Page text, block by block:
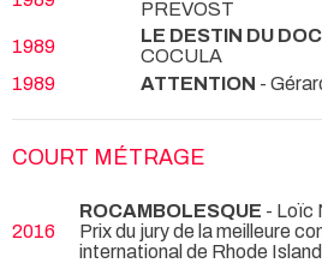
PREVOST
1989
LE DESTIN DU
COCULA
1989
ATTENTION -
COURT MÉTRAGE
2016
ROCAMBOLESQUE - Loïc
Prix du jury de la meilleure
international de Rhode Island